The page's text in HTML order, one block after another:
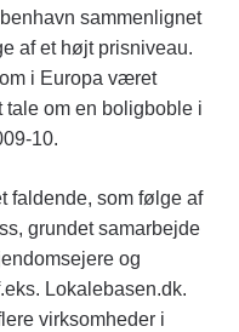
sammenlignet
af et højt prisniveau.
i Europa været
om en boligboble i
10.
faldende, som følge af
grundet samarbejde
og
Lokalebasen.dk.
virksomheder i